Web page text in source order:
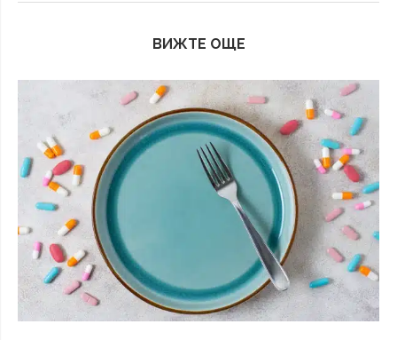
ВИЖТЕ ОЩЕ